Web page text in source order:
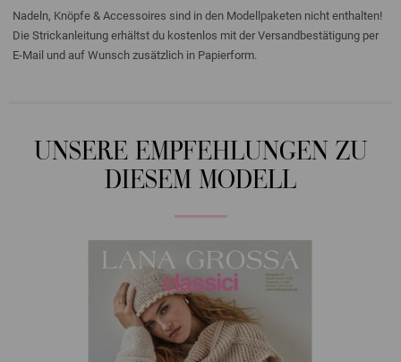
Nadeln, Knöpfe & Accessoires sind in den Modellpaketen nicht enthalten!
Die Strickanleitung erhältst du kostenlos mit der Versandbestätigung per
E-Mail und auf Wunsch zusätzlich in Papierform.
UNSERE EMPFEHLUNGEN ZU
DIESEM MODELL